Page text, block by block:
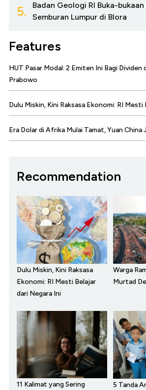
5.
Badan Geologi RI Buka-
Semburan Lumpur di Blora
Features
HUT Pasar Modal: 2 Emiten Ini Bagi Dividen
Prabowo
Dulu Miskin, Kini Raksasa Ekonomi: RI Mesti
Era Dolar di Afrika Mulai Tamat, Yuan China
Recommendation
Dulu Miskin, Kini Raksasa
Ekonomi: RI Mesti Belajar
dari Negara Ini
Warga
Murtad
11 Kalimat yang Sering
5 Tanda